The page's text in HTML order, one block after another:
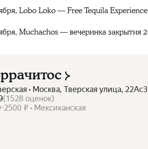
Lobo Loko — Free Tequila
Muchachos — вечеринка закрытия
• Москва, Тверская улица, 22Ас3
(1528 оценок)
2500 ₽ • Мексиканская